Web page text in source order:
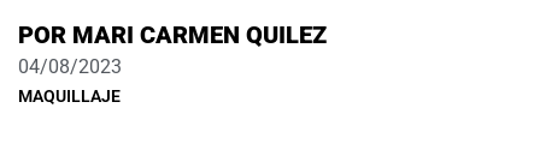
POR MARI CARMEN QUILEZ
04/08/2023
MAQUILLAJE